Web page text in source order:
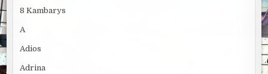
8 Kambarys
A
Adios
Adrina